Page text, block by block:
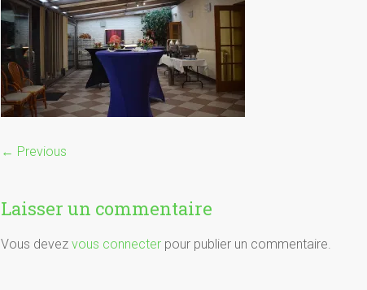
← Previous
Laisser un commentaire
Vous devez vous connecter pour publier un commentaire.